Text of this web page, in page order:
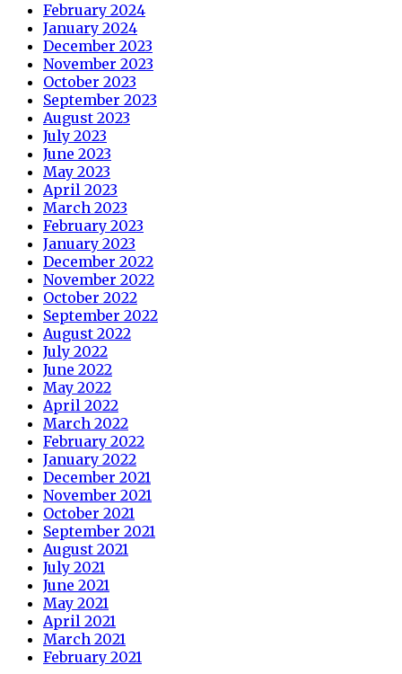
February 2024
January 2024
December 2023
November 2023
October 2023
September 2023
August 2023
July 2023
June 2023
May 2023
April 2023
March 2023
February 2023
January 2023
December 2022
November 2022
October 2022
September 2022
August 2022
July 2022
June 2022
May 2022
April 2022
March 2022
February 2022
January 2022
December 2021
November 2021
October 2021
September 2021
August 2021
July 2021
June 2021
May 2021
April 2021
March 2021
February 2021